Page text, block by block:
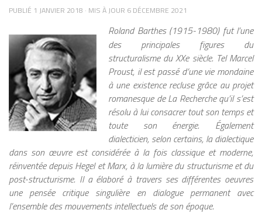
PUBLIÉ 1 JANVIER 2018 · MIS À JOUR 6 DÉCEMBRE 2021
Roland Barthes (1915-1980) fut l’une
des principales figures du
structuralisme du XXe siècle. Tel Marcel
Proust, il est passé d’une vie mondaine
à une existence recluse grâce au projet
romanesque de La Recherche qu’il s’est
résolu à lui consacrer tout son temps et
toute son énergie. Également
dialecticien, selon certains, la dialectique
dans son œuvre est considérée à la fois classique et moderne,
réinventée depuis Hegel et Marx, à la lumière du structurisme et du
post-structurisme. Il a élaboré à travers ses différentes oeuvres
une pensée critique singulière en dialogue permanent avec
l’ensemble des mouvements intellectuels de son époque.
TOUCHE PRESQUE TOUS LES DOMAINES : TEXTE :
IMAGE ET VIDÉO : CRÉATION ARTISTIQUE, RETOUCHES,
DEEPFAKES. MUSIQUE ET AUDIO : COMPOSITIONS
ORIGINALES, DOUBLAGES, SYNTHÈSE VOCALE. CODE
INFORMATIQUE : GÉNÉRATION AUTOMATIQUE DE
SCRIPTS ET PROGRAMMES. EXEMPLE : GITHUB COPILOT
AIDE LES DÉVELOPPEURS EN PROPOSANT DES BOUTS
DE CODE À COMPLÉTER AUTOMATIQUEMENT,
ACCÉLÉRANT LE TRAVAIL DE PLUSIEURS HEURES EN
QUELQUES MINUTES. SOURCE
: HTTPS://LAFUSEE.NET/IA-GENERATIVE/ LES LIMITES ET
ENJEUX CRITIQUES MALGRÉ SES PROUESSES, L’IA
GÉNÉRATIVE N’EST PAS MAGIQUE ET COMPORTE DES
RISQUES : BIAIS ET STÉRÉOTYPES : L’IA APPREND À
PARTIR DE DONNÉES EXISTANTES. SI CES DONNÉES
CONTIENNENT DES BIAIS (CULTURELS, SOCIAUX,
RACIAUX), LES CRÉATIONS DE L’IA LES REPRODUIRONT.
universitaires au Canada, puis au
Royaume-Uni, notamment à l’Université
de Cambridge, où il est influencé par la
tradition humaniste, la rhétorique
classique et la pensée de figures comme
Thomas d’Aquin. Cette formation
interdisciplinaire, mêlant littérature,
philosophie et histoire, jouera un rôle
déterminant dans son approche originale
des médias. De retour au Canada, il
devient professeur d’anglais à l’Université
de Toronto, où il mènera l’essentiel de sa
carrière universitaire et fondera le Centre
for Culture and Technology, lieu
emblématique de recherche sur les
médias et la culture. C’est dans les